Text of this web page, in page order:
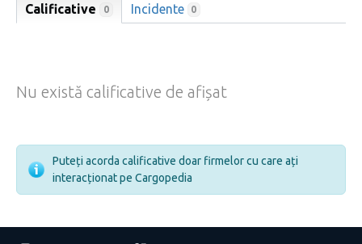
Calificative 0 Incidente 0
Nu există calificative de afișat
Puteți acorda calificative doar firmelor cu care ați
interacționat pe Cargopedia